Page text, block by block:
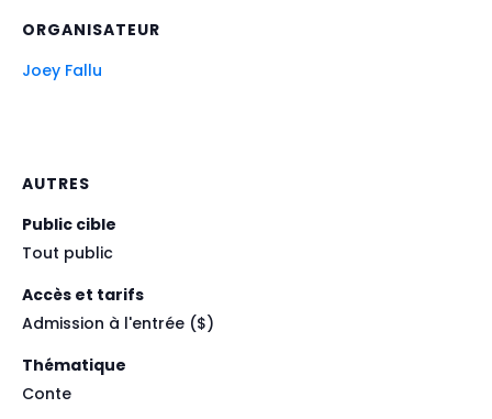
ORGANISATEUR
Joey Fallu
AUTRES
Public cible
Tout public
Accès et tarifs
Admission à l'entrée ($)
Thématique
Conte